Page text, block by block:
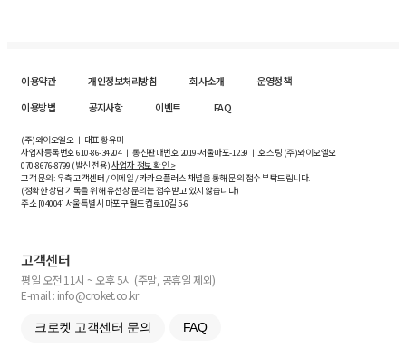
이용약관 개인정보처리방침 회사소개
운영정책
이용방법
공지사항 이벤트 FAQ
(주)와이오엘오 ㅣ 대표 황유미
사업자등록번호610-86-34204ㅣ 통신판매번호 2019-서울마포-1239 ㅣ 호스팅 (주)와이오엘오
070-8676-8799 (발신 전용)사업자 정보 확인 >
고객 문의: 우측 고객센터 / 이메일 / 카카오플러스 채널을 통해 문의 접수 부탁드립니다.
(정확한 상담 기록을 위해 유선상 문의는 접수받고 있지 않습니다)
주소 [04004] 서울특별시 마포구 월드컵로10길5-6
고객센터
평일 오전 11시 ~ 오후 5시 (주말, 공휴일 제외)
E-mail : info@croket.co.kr
크로켓 고객센터 문의 FAQ